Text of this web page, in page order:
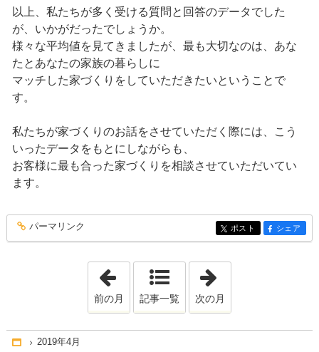
以上、私たちが多く受ける質問と回答のデータでした
が、いかがだったでしょうか。
様々な平均値を見てきましたが、最も大切なのは、あな
たとあなたの家族の暮らしに
マッチした家づくりをしていただきたいということで
す。
私たちが家づくりのお話をさせていただく際には、こう
いったデータをもとにしながらも、
お客様に最も合った家づくりを相談させていただいてい
ます。
entry132
パーマリンク entry132
ポスト entry132
シェア
「2019年3月」
前の月 記事一覧 次の月
Home
2019年4月